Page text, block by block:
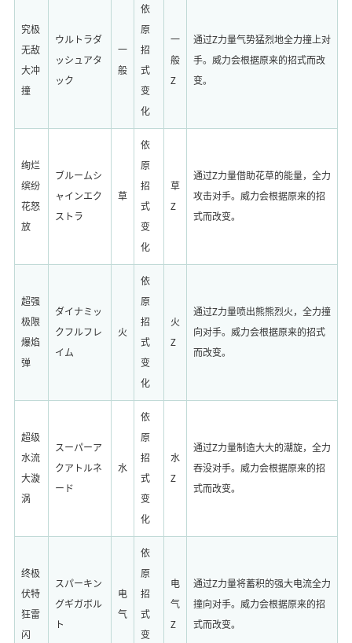
究极
无敌
大冲
撞
ウルトラダ
ッシュアタ
ック
一
般
依
原
招
式
变
化
一
般
Z
通过Z力量气势猛烈地全力撞上对
手。威力会根据原来的招式而改
变。
绚烂
缤纷
花怒
放
ブルームシ
ャインエク
ストラ
草
依
原
招
式
变
化
草
Z
通过Z力量借助花草的能量，全力
攻击对手。威力会根据原来的招
式而改变。
超强
极限
爆焰
弹
ダイナミッ
クフルフレ
イム
火
依
原
招
式
变
化
火
Z
通过Z力量喷出熊熊烈火，全力撞
向对手。威力会根据原来的招式
而改变。
超级
水流
大漩
涡
スーパーア
クアトルネ
ード
水
依
原
招
式
变
化
水
Z
通过Z力量制造大大的潮旋，全力
吞没对手。威力会根据原来的招
式而改变。
终极
伏特
狂雷
闪
スパーキン
グギガボル
ト
电
气
依
原
招
式
变
电
气
Z
通过Z力量将蓄积的强大电流全力
撞向对手。威力会根据原来的招
式而改变。